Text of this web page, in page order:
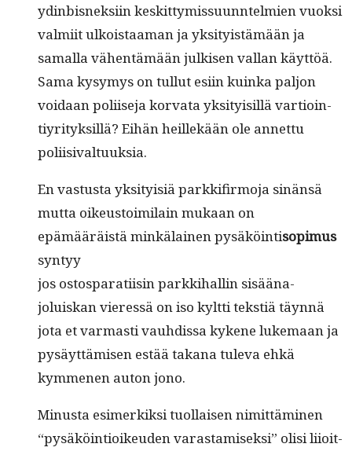
ydin­bis­nek­si­in keskit­tymis­su­un­ntelmien vuok­si
valmi­it ulkois­taa­man ja yksi­ty­istämään ja
samal­la vähen­tämään julkisen val­lan käyt­töä.
Sama kysymys on tul­lut esi­in kuin­ka paljon
voidaan poli­ise­ja kor­va­ta yksi­ty­isil­lä var­tioin­
tiyri­tyk­sil­lä? Eihän heillekään ole annet­tu
poliisivaltuuksia.
En vas­tus­ta yksi­ty­isiä parkki­fir­mo­ja sinän­sä
mut­ta oikeustoim­i­lain mukaan on
epämääräistä minkälainen pysäköin­tisopimus
syntyy
jos ostosparati­isin parkki­hallin sisää­na­
joluiskan vier­essä on iso kylt­ti tek­stiä täyn­nä
jota et var­masti vauhdis­sa kykene luke­maan ja
pysäyt­tämisen estää takana tule­va ehkä
kymme­nen auton jono.
Minus­ta esimerkik­si tuol­laisen nimit­tämi­nen
“pysäköin­tioikeu­den varas­tamisek­si” olisi liioit­